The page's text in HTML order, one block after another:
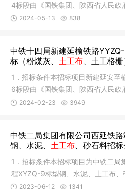
4标段由《国铁集团、陕西省人民
步设计
2024-05-13 838
中铁十四局新建延榆铁路
标（粉煤灰、 土工布、土工格
1．招标条件本招标项目新建延安
6标段由《国铁集团、陕西省人民
步设计
2024-02-23 3949
中铁二局集团有限公司西延铁
钢、水泥、 土工布、砂石料招
1．招标条件本招标项目为中铁二局
程XYZQ-9标型钢、水泥、土工布
局集团
2023-06-12 1341